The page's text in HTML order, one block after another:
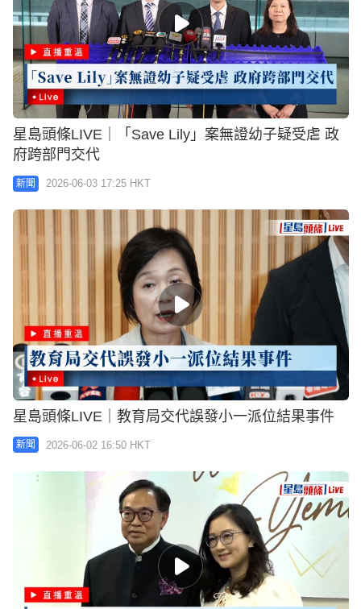
星島頭條LIVE｜「Save Lily」案無證幼子疑受虐 政
府跨部門交代
新聞 2026-06-03 17:25 HKT
星島頭條LIVE｜教育局交代誤發小一派位結果事件
新聞 2026-06-02 16:50 HKT